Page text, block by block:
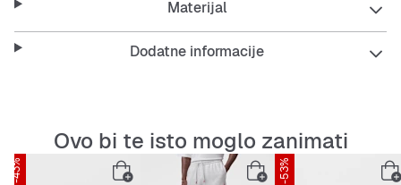
Features:
Udobno podstavljanje za dodatnu udobnost
Potplat koji ublažava udarce za manje opterećenja
Materijal
Dodatne informacije
Ovo bi te isto moglo zanimati
-43% -53%